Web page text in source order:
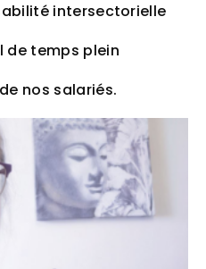
intersectorielle
de temps plein
nos salariés.